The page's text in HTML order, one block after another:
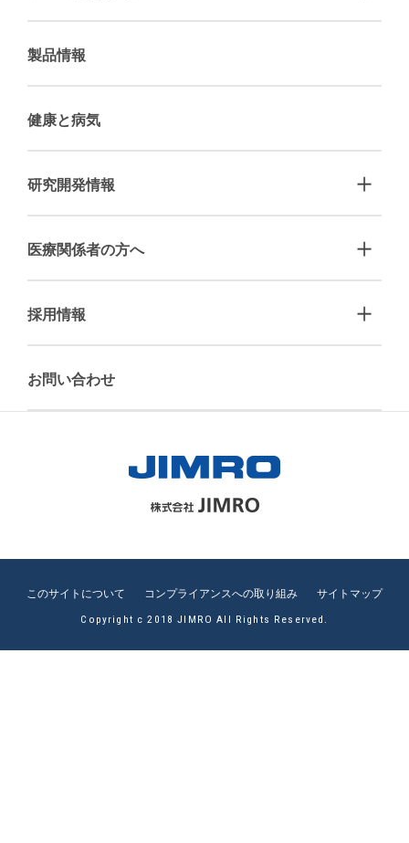
製品情報
健康と病気
研究開発情報
医療関係者の方へ
採用情報
お問い合わせ
このサイトについて コンプライアンスへの取り組み
サイトマップ
Copyright c 2018 JIMRO All Rights Reserved.